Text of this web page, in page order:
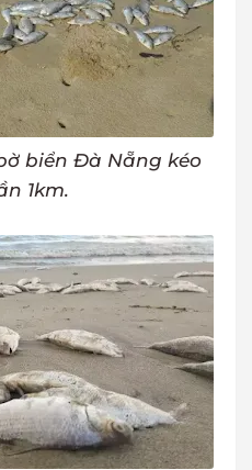
biển Đà Nẵng kéo
1km.